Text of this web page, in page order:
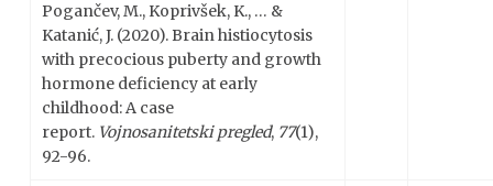
Pogančev, M., Koprivšek, K., … &
Katanić, J. (2020). Brain histiocytosis
with precocious puberty and growth
hormone deficiency at early
childhood: A case
report. Vojnosanitetski pregled, 77(1),
92-96.